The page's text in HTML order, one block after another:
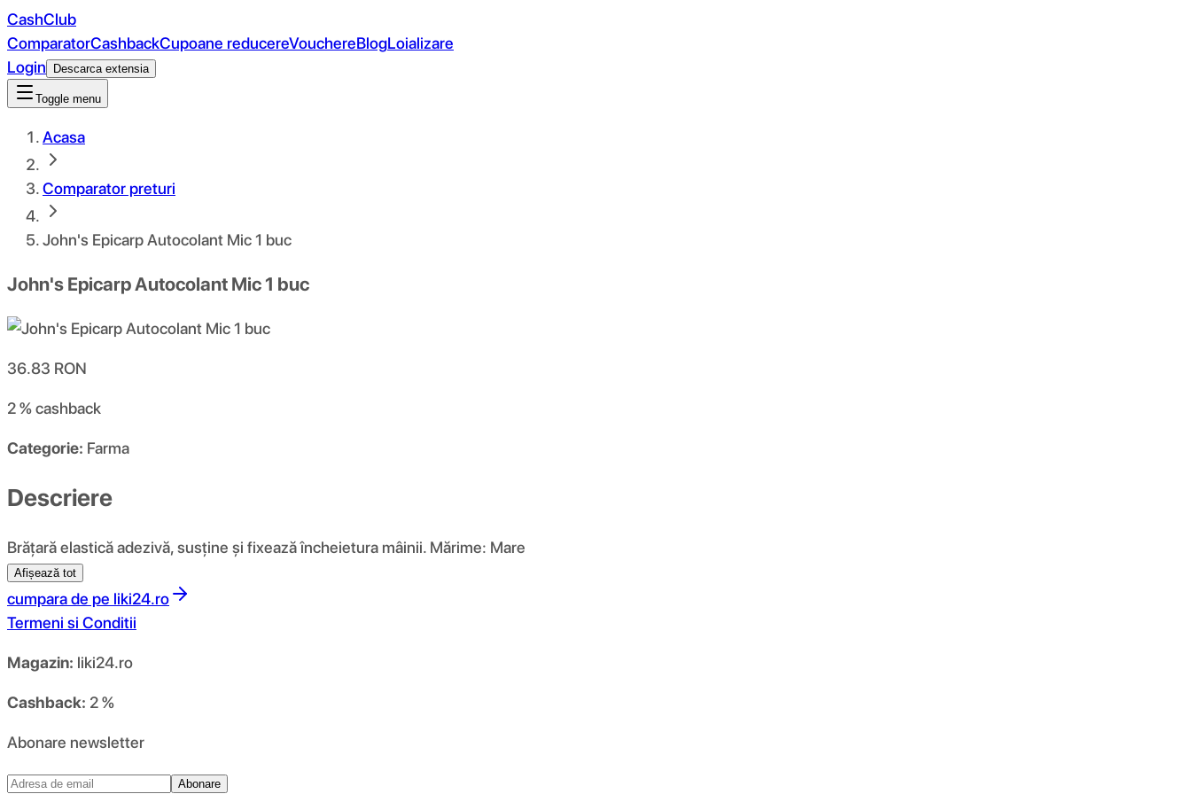
CashClub
ComparatorCashbackCupoane reducereVouchereBlogLoializare
Login
Descarca extensia
Toggle menu
Acasa
Comparator preturi
John's Epicarp Autocolant Mic 1 buc
John's Epicarp Autocolant Mic 1 buc
36.83 RON
2 %cashback
Categorie: Farma
Descriere
Brățară elastică adezivă, susține și fixează încheietura mâinii. Mărime: Mare
Afișează tot
cumpara de pe liki24.ro
Termeni si Conditii
Magazin: liki24.ro
Cashback: 2 %
Abonare newsletter
Abonare